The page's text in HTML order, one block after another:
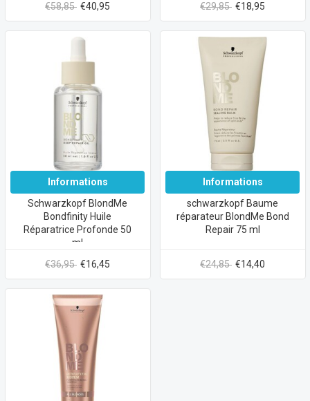
€58,85 €40,95
€29,85 €18,95
Informations
Schwarzkopf BlondMe
Bondfinity Huile
Réparatrice Profonde 50
ml
€36,95 €16,45
Informations
schwarzkopf Baume
réparateur BlondMe Bond
Repair 75 ml
€24,85 €14,40